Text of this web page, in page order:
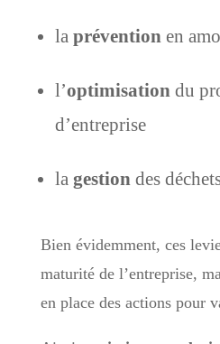
la préventionen
l’optimisationdu
d’entreprise
la gestiondes
Bien évidemment, ces
maturité de l’entreprise,
en place des actions pour